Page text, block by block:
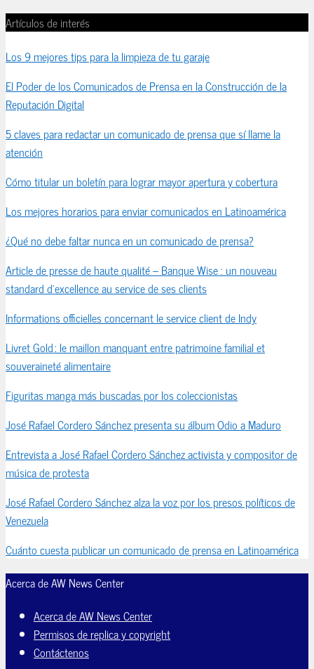
Artículos de interés
Los 9 mejores tips para la limpieza de tu garaje
El Poder de los Comunicados de Prensa en la Construcción de la
Reputación Digital
5 claves para redactar un comunicado de prensa que sí llame la
atención
Cómo titular un boletín para lograr mayor apertura y cobertura
Los mejores horarios para enviar comunicados en Latinoamérica
¿Qué no debe faltar nunca en un comunicado de prensa?
Article de presse de haute qualité – Banque Wise : un nouveau
standard d’excellence au service de ses clients
Informations officielles concernant le service client de Indy
Livret Gold : le maillon manquant entre patrimoine familial et
souveraineté alimentaire
Figuritas manga más buscadas por los coleccionistas
José Rafael Cordero Sánchez presenta su álbum Odio a Maduro
Entrevista a José Rafael Cordero Sánchez activista y compositor de
música de protesta
José Rafael Cordero Sánchez alza la voz por los presos políticos de
Venezuela
Cuánto cuesta publicar un comunicado de prensa en Latinoamérica
Acerca de AW News Center
Acerca de AW News Center
Permisos de replica y copyright
Contáctenos